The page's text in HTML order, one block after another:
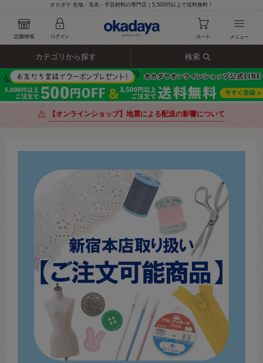
オカダヤ 生地・毛糸・手芸材料の専門店｜5,500円以上で送料無料！
カテゴリから探す 検索
【オンラインショップ】地震による配送の影響について